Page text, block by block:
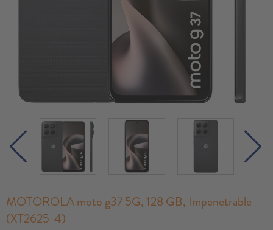
MOTOROLA moto g37 5G, 128 GB, Impenetrable
(XT2625-4)